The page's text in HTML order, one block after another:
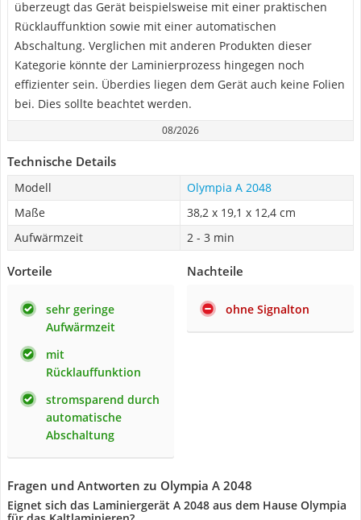
überzeugt das Gerät beispielsweise mit einer praktischen
Rücklauffunktion sowie mit einer automatischen
Abschaltung. Verglichen mit anderen Produkten dieser
Kategorie könnte der Laminierprozess hingegen noch
effizienter sein. Überdies liegen dem Gerät auch keine Folien
bei. Dies sollte beachtet werden.
08/2026
Technische Details
Modell
Olympia A 2048
Maße
38,2 x 19,1 x 12,4 cm
Aufwärmzeit
2 - 3 min
Vorteile
sehr geringe
Aufwärmzeit
mit
Rücklauffunktion
stromsparend durch
automatische
Abschaltung
Nachteile
ohne Signalton
Fragen und Antworten zu Olympia A 2048
Eignet sich das Laminiergerät A 2048 aus dem Hause Olympia